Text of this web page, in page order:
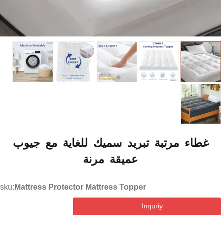
مرتبة تبريد سميك للغاية مع جيوب
عميقة مرنة
sku:Mattress Protector Mattress Topper
Inquriy